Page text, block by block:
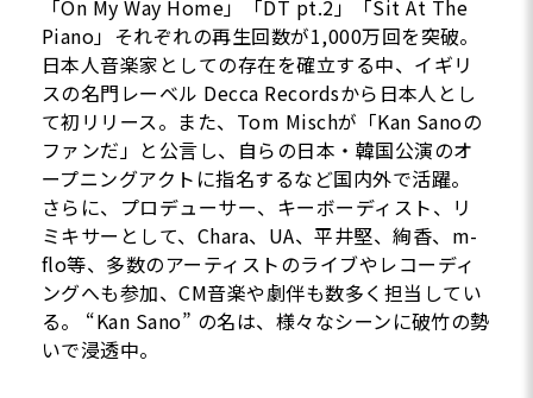
「On My Way Home」「DT pt.2」「Sit At The
Piano」それぞれの再生回数が1,000万回を突破。
日本人音楽家としての存在を確立する中、イギリ
スの名門レーベル Decca Recordsから日本人とし
て初リリース。また、Tom Mischが「Kan Sanoの
ファンだ」と公言し、自らの日本・韓国公演のオ
ープニングアクトに指名するなど国内外で活躍。
さらに、プロデューサー、キーボーディスト、リ
ミキサーとして、Chara、UA、平井堅、絢香、m-
flo等、多数のアーティストのライブやレコーディ
ングへも参加、CM音楽や劇伴も数多く担当してい
る。 “Kan Sano” の名は、様々なシーンに破竹の勢
いで浸透中。